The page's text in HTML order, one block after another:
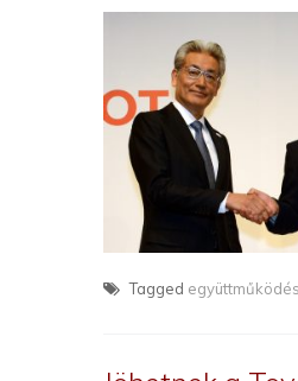
Tagged együttműködés